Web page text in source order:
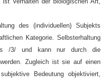
des (individuellen) Subjekts
Kategorie. Selbsterhaltung
/3/ und kann nur durch die
Zugleich ist sie auf einen
Bedeutung objektiviert,